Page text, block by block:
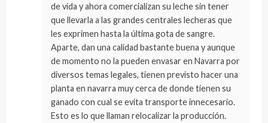
de vida y ahora comercializan su leche sin tener
que llevarla a las grandes centrales lecheras que
les exprimen hasta la última gota de sangre.
Aparte, dan una calidad bastante buena y aunque
de momento no la pueden envasar en Navarra por
diversos temas legales, tienen previsto hacer una
planta en navarra muy cerca de donde tienen su
ganado con cual se evita transporte innecesario.
Esto es lo que llaman relocalizar la producción.